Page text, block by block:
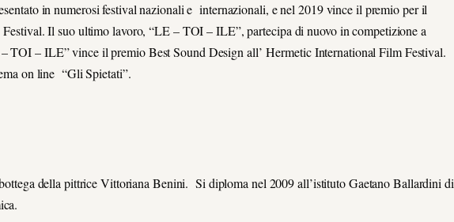
in numerosi festival nazionali e internazionali, e nel 2019 vince il premio per il
Il suo ultimo lavoro, “LE – TOI – ILE”, partecipa di nuovo in competizione a
TOI – ILE” vince il premio Best Sound Design all’ Hermetic International Film Festival.
on line “Gli Spietati”.
della pittrice Vittoriana Benini. Si diploma nel 2009 all’istituto Gaetano Ballardini di